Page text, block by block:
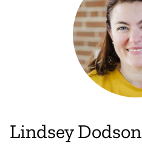
Lindsey Dodson